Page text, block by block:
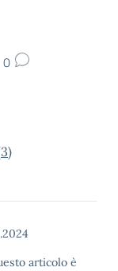
0
articolo è